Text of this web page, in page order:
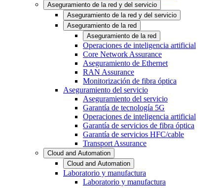
Aseguramiento de la red y del servicio
Aseguramiento de la red y del servicio
Aseguramiento de la red
Aseguramiento de la red
Operaciones de inteligencia artificial
Core Network Assurance
Aseguramiento de Ethernet
RAN Assurance
Monitorización de fibra óptica
Aseguramiento del servicio
Aseguramiento del servicio
Garantía de tecnología 5G
Operaciones de inteligencia artificial
Garantía de servicios de fibra óptica
Garantía de servicios HFC/cable
Transport Assurance
Cloud and Automation
Cloud and Automation
Laboratorio y manufactura
Laboratorio y manufactura